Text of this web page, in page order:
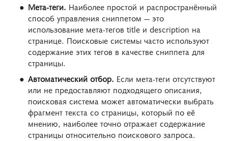
Мета-теги. Наиболее простой и распространённый
способ управления сниппетом — это
использование мета-тегов title и description на
странице. Поисковые системы часто используют
содержание этих тегов в качестве сниппета для
страницы.
Автоматический отбор. Если мета-теги отсутствуют
или не предоставляют подходящего описания,
поисковая система может автоматически выбрать
фрагмент текста со страницы, который по её
мнению, наиболее точно отражает содержание
страницы относительно поискового запроса.